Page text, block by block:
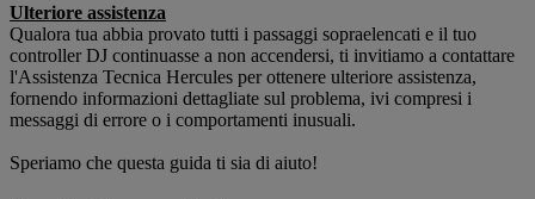
Ulteriore assistenza
Qualora tua abbia provato tutti i passaggi sopraelencati e il tuo
controller DJ continuasse a non accendersi, ti invitiamo a contattare
l'Assistenza Tecnica Hercules per ottenere ulteriore assistenza,
fornendo informazioni dettagliate sul problema, ivi compresi i
messaggi di errore o i comportamenti inusuali.
Speriamo che questa guida ti sia di aiuto!